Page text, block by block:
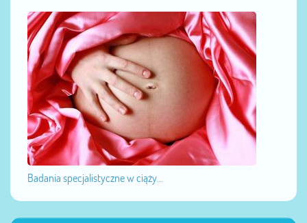
Badania specjalistyczne w ciąży...